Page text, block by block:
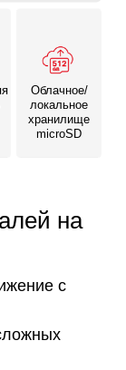
Облачное/
локальное
хранилище
microSD
на
с